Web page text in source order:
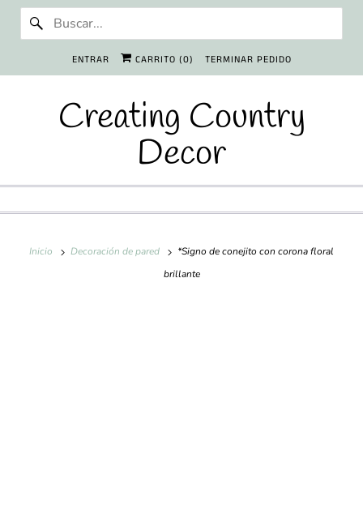
ENTRAR CARRITO (0) TERMINAR PEDIDO
Creating Country
Decor
Inicio Decoración de pared
*Signo de conejito con corona floral
brillante